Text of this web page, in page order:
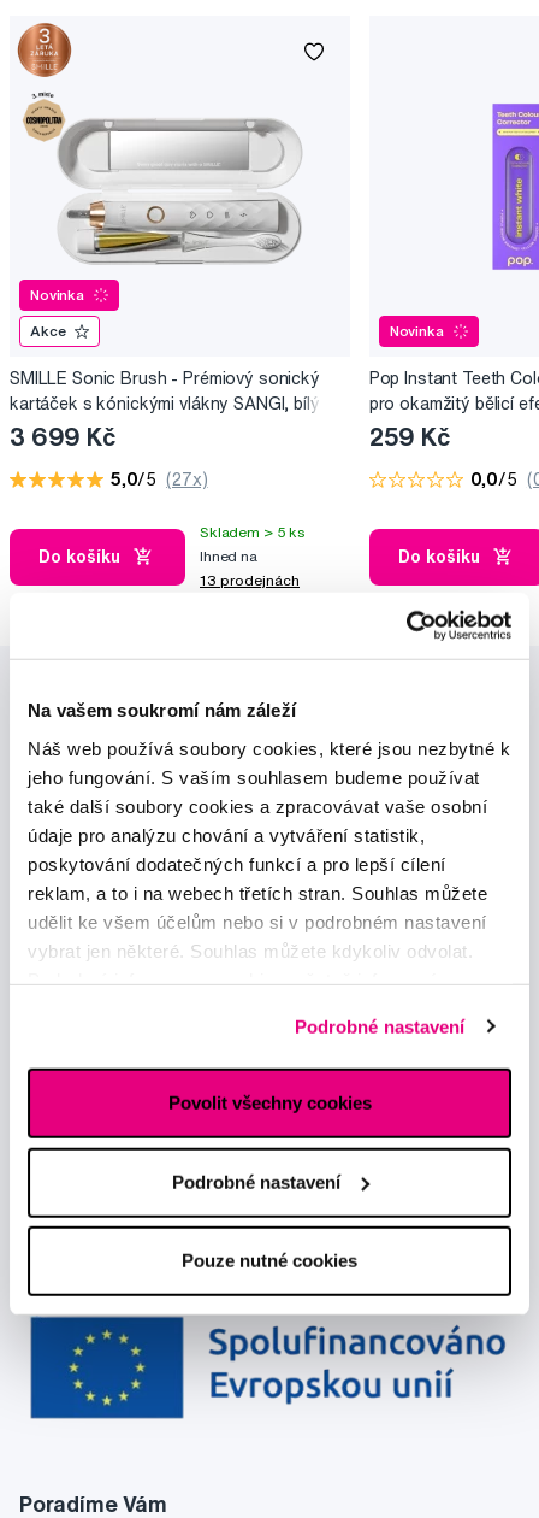
Na vašem soukromí nám záleží
Náš web používá soubory cookies, které jsou nezbytné k
jeho fungování. S vaším souhlasem budeme používat
také další soubory cookies a zpracovávat vaše osobní
údaje pro analýzu chování a vytváření statistik,
poskytování dodatečných funkcí a pro lepší cílení
reklam, a to i na webech třetích stran. Souhlas můžete
udělit ke všem účelům nebo si v podrobném nastavení
vybrat jen některé. Souhlas můžete kdykoliv odvolat.
Podrobné nastavení
Povolit všechny cookies
Podrobné nastavení
Pouze nutné cookies
Novinka
Akce
SMILLE Sonic Brush - Prémiový sonický
kartáček s kónickými vlákny SANGI, bílý
3 699 Kč
5,0/5 (27x)
Do košíku
Skladem > 5 ks
Ihned na
13 prodejnách
Novinka
Pop Instant Teeth
pro okamžitý bělicí
259 Kč
0,0/5
Do košíku
Poradíme Vám
Novinky a nabídky
Odebírat